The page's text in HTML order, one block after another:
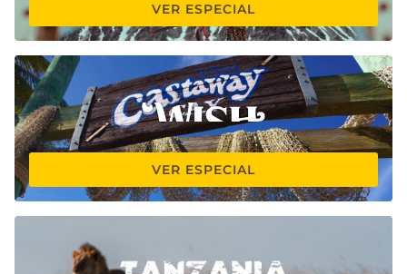
VER ESPECIAL
VER ESPECIAL